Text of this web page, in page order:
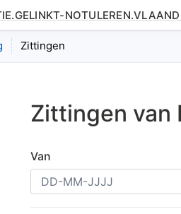
Zittingen
Zittingen van
Van